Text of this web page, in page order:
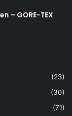
– GORE-TEX
(23)
(30)
(71)